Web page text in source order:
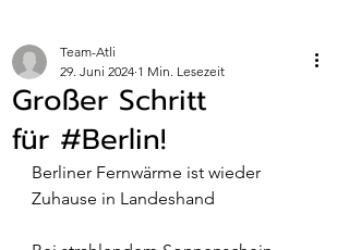
Großer Schritt
für #Berlin!
Team-Atli
29. Juni 2024 1 Min. Lesezeit
Berliner Fernwärme ist wieder
Zuhause in Landeshand